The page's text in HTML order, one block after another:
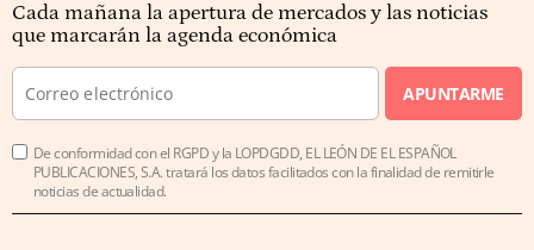
Cada mañana la apertura de mercados y las noticias
que marcarán la agenda económica
APUNTARME
De conformidad con el RGPD y la LOPDGDD, EL LEÓN DE EL ESPAÑOL
PUBLICACIONES, S.A. tratará los datos facilitados con la finalidad de remitirle
noticias de actualidad.